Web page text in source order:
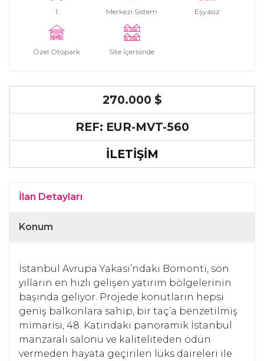
1 Merkezi Sistem Eşyasız
Özel Otopark Site İçerisinde
270.000 $
REF: EUR-MVT-560
İLETİŞİM
İlan Detayları
Konum
İstanbul Avrupa Yakası’ndaki Bomonti, son
yılların en hızlı gelişen yatırım bölgelerinin
başında geliyor. Projede konutların hepsi
geniş balkonlara sahip, bir taç’a benzetilmiş
mimarisi, 48. Katındaki panoramik İstanbul
manzaralı salonu ve kaliteliteden ödün
vermeden hayata geçirilen lüks daireleri ile